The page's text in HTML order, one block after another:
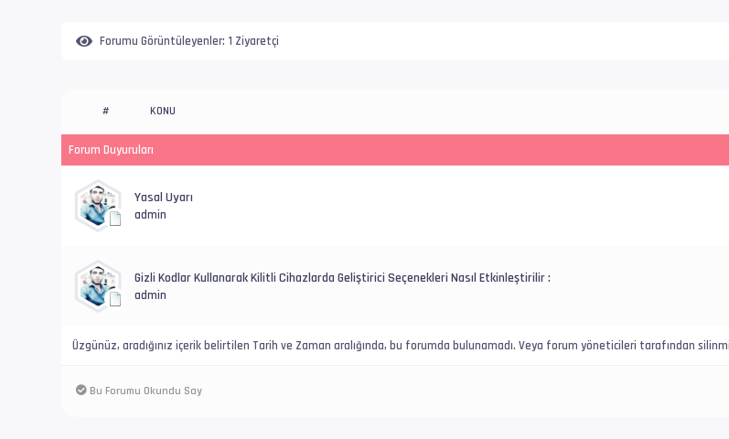
Forumu Görüntüleyenler: 1 Ziyaretçi
# KONU
Forum Duyuruları
Yasal Uyarı
admin
Gizli Kodlar Kullanarak Kilitli Cihazlarda Geliştirici Seçenekleri Nasıl Etkinleştirilir :
admin
Üzgünüz, aradığınız içerik belirtilen Tarih ve Zaman aralığında, bu forumda bulunamadı. Veya forum yöneticileri tarafından
Bu Forumu Okundu Say